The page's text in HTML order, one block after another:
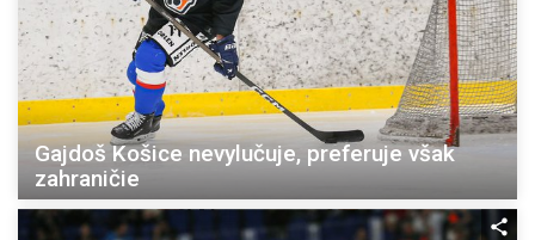
Gajdoš Košice nevylučuje, preferuje však
zahraničie